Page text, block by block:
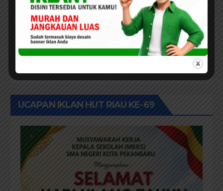
Kepastian Hukum Masyarakat
Adat
PEKANBARU
KPU Provinsi Riau Luncurkan
2026, Perkuat Pendidikan
Lingkungan
UCAPAN IKLAN HUT RIAU KE-69